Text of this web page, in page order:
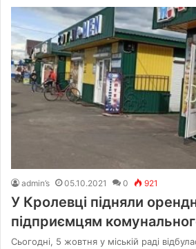
admin’s 05.10.2021 0 921
У Кролевці підняли
підприємцям
Сьогодні, 5 жовтня у міській раді